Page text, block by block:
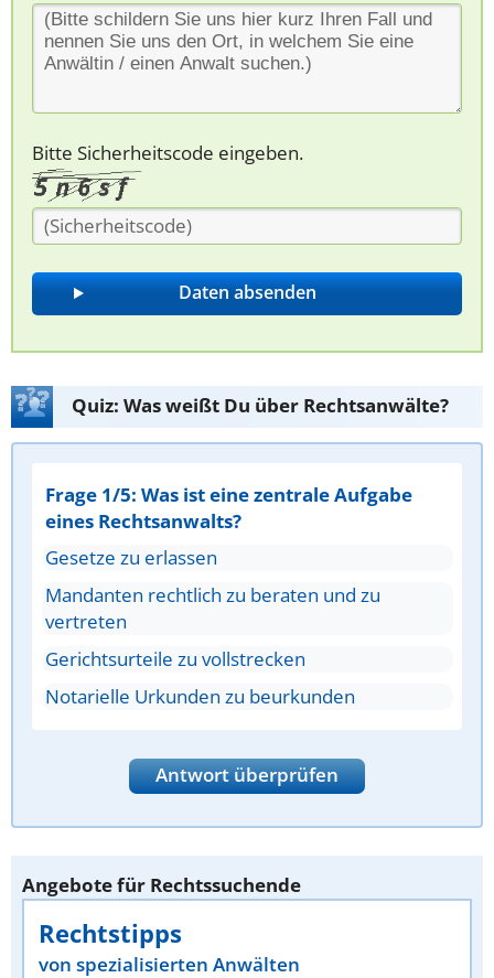
Bitte Sicherheitscode eingeben.
Quiz: Was weißt Du über Rechtsanwälte?
Frage 1/5: Was ist eine zentrale Aufgabe
eines Rechtsanwalts?
Gesetze zu erlassen
Mandanten rechtlich zu beraten und zu
vertreten
Gerichtsurteile zu vollstrecken
Notarielle Urkunden zu beurkunden
Antwort überprüfen
Angebote für Rechtssuchende
Rechtstipps
von spezialisierten Anwälten